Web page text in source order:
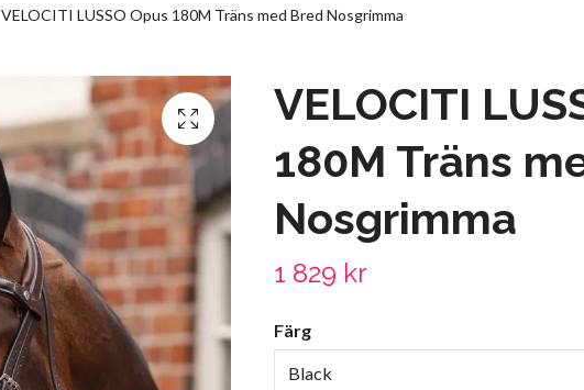
VELOCITI LUSSO Opus 180M Träns med Bred Nosgrimma
VELOCITI
180M Träns
Nosgrimma
1 829 kr
Färg
Black